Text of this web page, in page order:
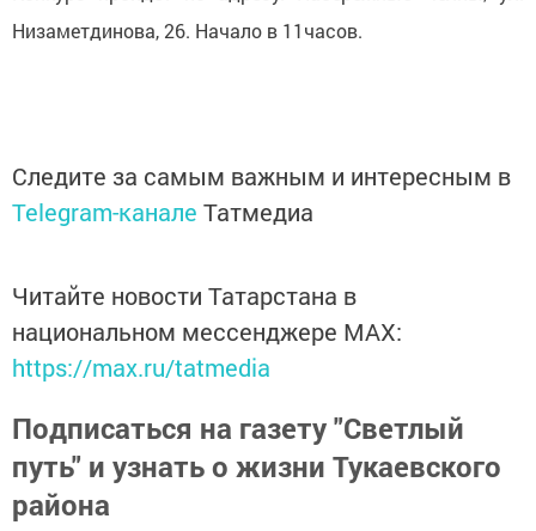
Низаметдинова, 26. Начало в 11часов.
Следите за самым важным и интересным в
Telegram-канале Татмедиа
Читайте новости Татарстана в
национальном мессенджере MАХ:
https://max.ru/tatmedia
Подписаться на газету "Светлый
путь" и узнать о жизни Тукаевского
района